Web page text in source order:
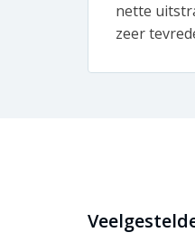
nette
zeer